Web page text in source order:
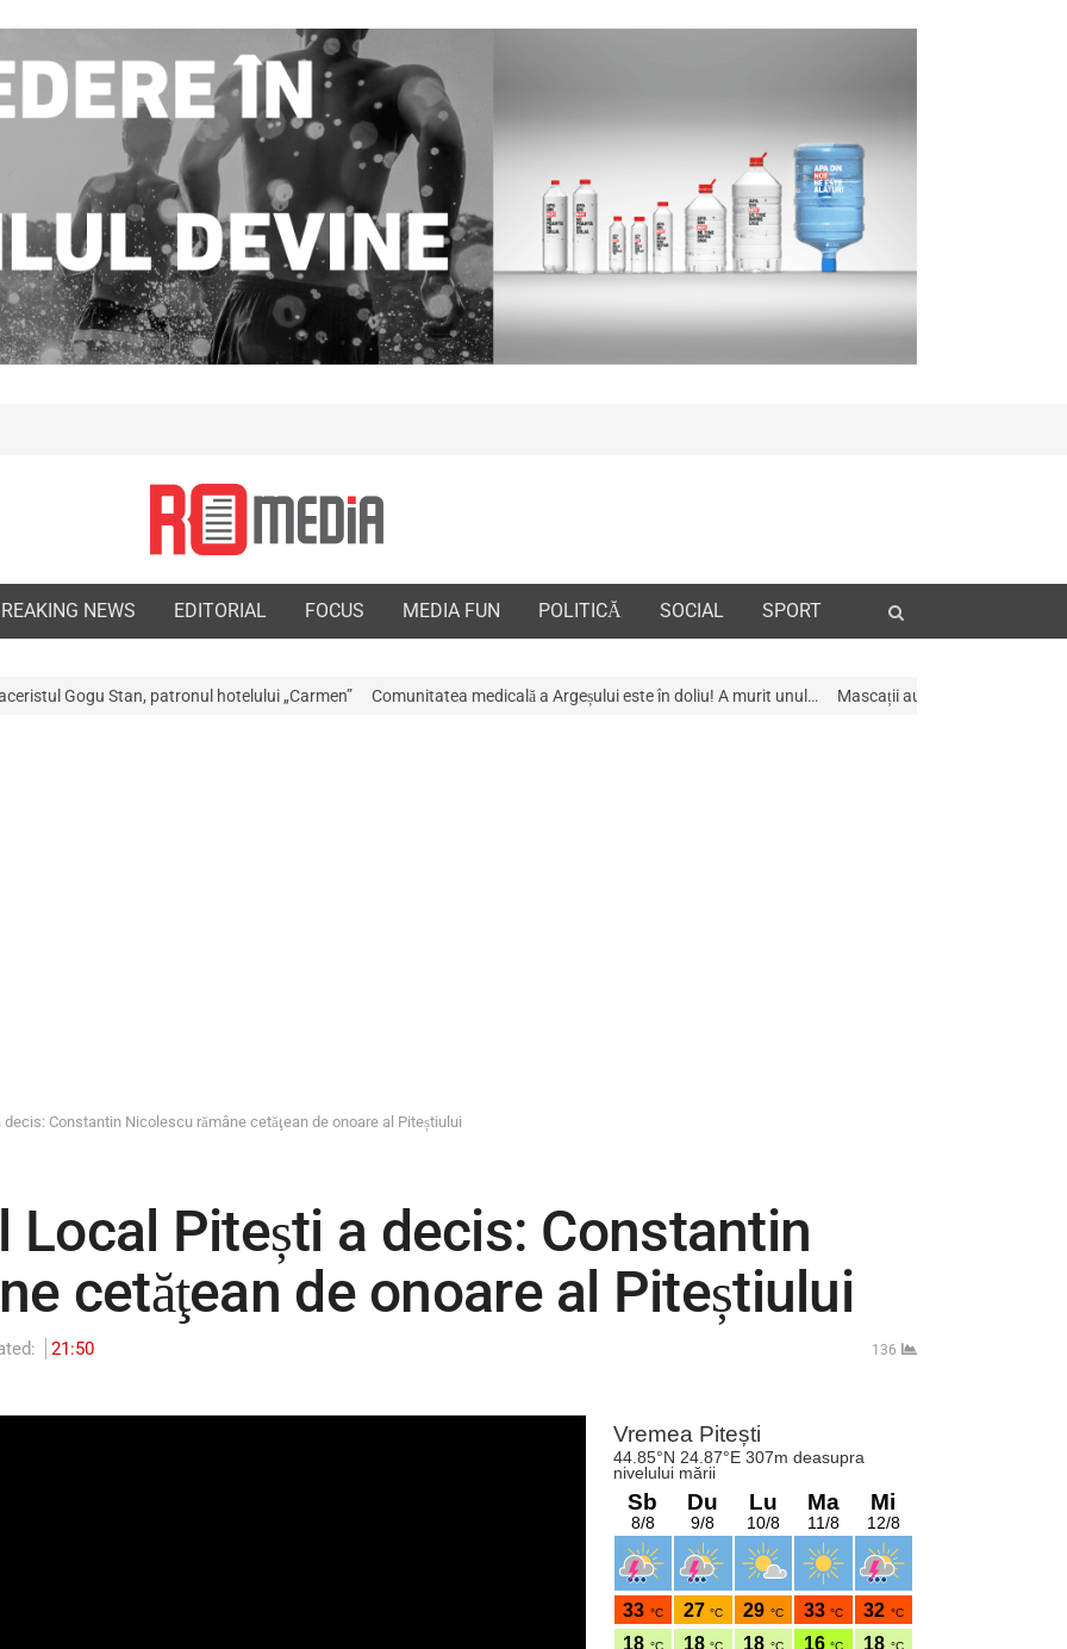
NEWS EDITORIAL FOCUS MEDIA FUN POLITICĂ SOCIAL SPORT
search
patronul hotelului „Carmen” Comunitatea medicală a Argeșului este în doliu! A murit unul… Mascații au descins la Galeria de Artã din
Constantin Nicolescu rămâne cetăţean de onoare al Piteștiului
Local Pitești a decis: Constantin
cetăţean de onoare al Piteștiului
21:50
136